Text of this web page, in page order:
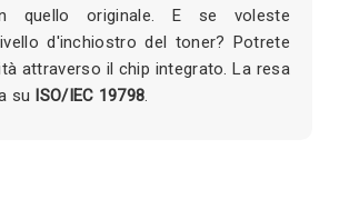
quello originale. E se voleste
d'inchiostro del toner? Potrete
attraverso il chip integrato. La resa
su ISO/IEC 19798.